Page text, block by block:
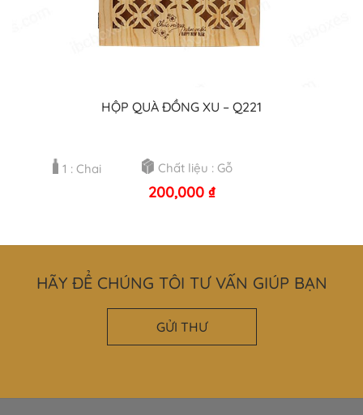
HỘP QUÀ ĐỒNG XU – Q221
1 : Chai Chất liệu : Gỗ
200,000 ₫
HÃY ĐỂ CHÚNG TÔI TƯ VẤN GIÚP BẠN
GỬI THƯ